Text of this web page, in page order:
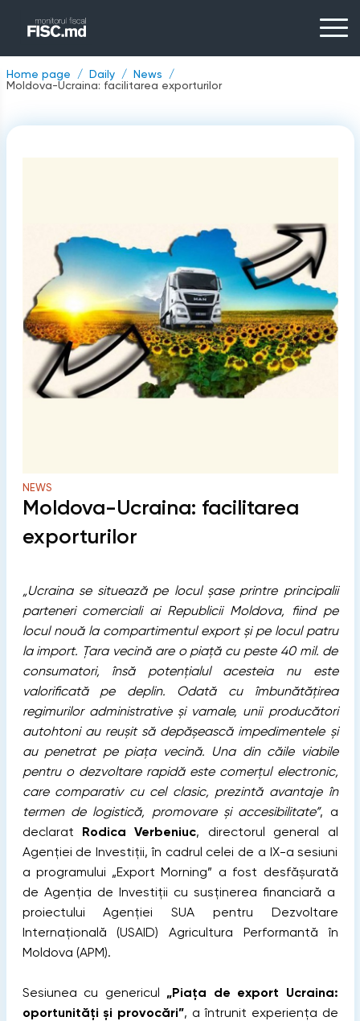
Home page Daily
News
Moldova-Ucraina: facilitarea exporturilor
NEWS
Moldova-Ucraina: facilitarea
exporturilor
„Ucraina se situează pe locul șase printre principalii
parteneri comerciali ai Republicii Moldova, fiind pe
locul nouă la compartimentul export și pe locul patru
la import. Țara vecină are o piață cu peste 40 mil. de
consumatori, însă potențialul acesteia nu este
valorificată pe deplin. Odată cu îmbunătățirea
regimurilor administrative și vamale, unii producători
autohtoni au reușit să depășească impedimentele și
au penetrat pe piața vecină. Una din căile viabile
pentru o dezvoltare rapidă este comerțul electronic,
care comparativ cu cel clasic, prezintă avantaje în
termen de logistică, promovare și accesibilitate”, a
declarat Rodica Verbeniuc, directorul general al
Agenției de Investiții, în cadrul celei de a IX-a sesiuni
a programului „Export Morning” a fost desfășurată
de Agenția de Investiții cu susținerea financiară a
proiectului Agenției SUA pentru Dezvoltare
Internațională (USAID) Agricultura Performantă în
Moldova (APM).
Sesiunea cu genericul „Piața de export Ucraina:
oportunități și provocări”, a întrunit experiența de